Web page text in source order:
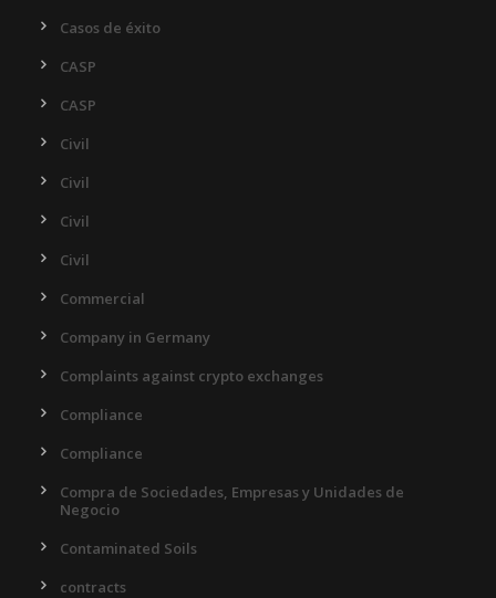
Casos de éxito
CASP
CASP
Civil
Civil
Civil
Civil
Commercial
Company in Germany
Complaints against crypto exchanges
Compliance
Compliance
Compra de Sociedades, Empresas y Unidades de
Negocio
Contaminated Soils
contracts